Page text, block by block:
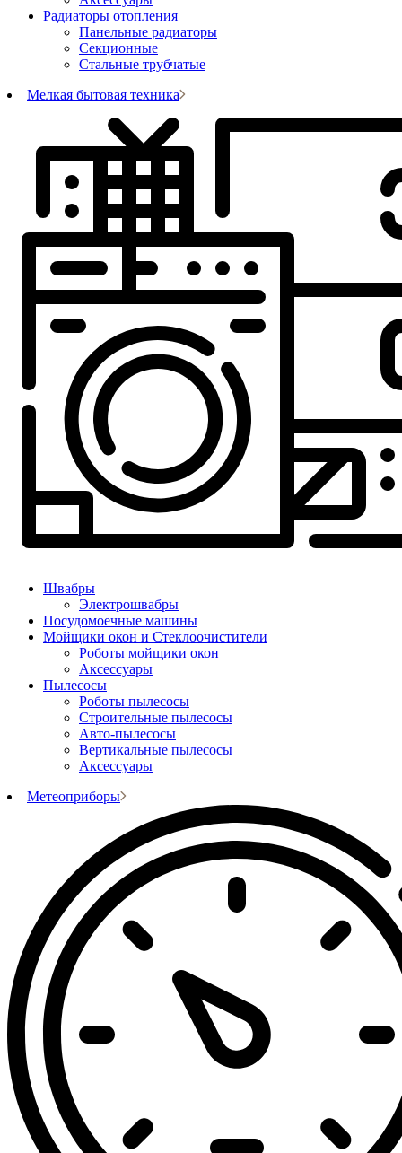
Радиаторы отопления
Панельные радиаторы
Секционные
Стальные трубчатые
Мелкая бытовая техника
Швабры
Электрошвабры
Посудомоечные машины
Мойщики окон и Стеклоочистители
Роботы мойщики окон
Аксессуары
Пылесосы
Роботы пылесосы
Строительные пылесосы
Авто-пылесосы
Вертикальные пылесосы
Аксессуары
Метеоприборы